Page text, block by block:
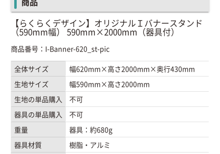
【らくらくデザイン】オリジナルＩバナースタンド
（590mm幅） 590mm×2000mm（器具付）
商品番号：I-Banner-620_st-pic
全体サイズ
幅620mm×高さ2000mm×奥行430mm
生地サイズ
幅590mm×高さ2000mm
生地の単品購入
不可
器具の単品購入
不可
重量
器具：約680g
器具材質
樹脂・アルミ